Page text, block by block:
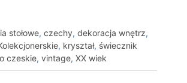
stołowe, czechy, dekoracja wnętrz,
, kryształ, świecznik
czeskie, vintage, XX wiek